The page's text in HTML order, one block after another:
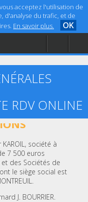
acceptez l'utilisation de
d'analyse du trafic, et de
En savoir plus. OK
RDV ONLINE
ET
société à
7 500 euros
des Sociétés de
le siège social est
J. BOURRIER.